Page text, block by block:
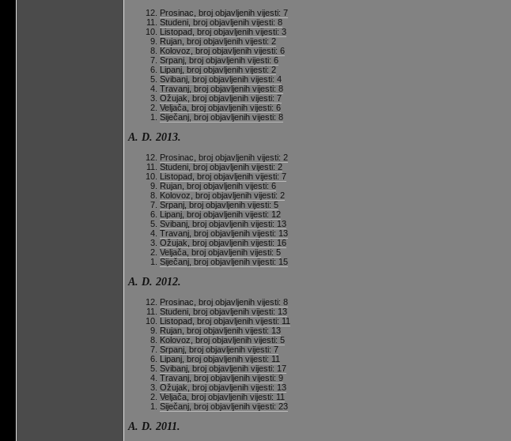
Prosinac, broj objavljenih vijesti: 7
Studeni, broj objavljenih vijesti: 8
Listopad, broj objavljenih vijesti: 3
Rujan, broj objavljenih vijesti: 2
Kolovoz, broj objavljenih vijesti: 6
Srpanj, broj objavljenih vijesti: 6
Lipanj, broj objavljenih vijesti: 2
Svibanj, broj objavljenih vijesti: 4
Travanj, broj objavljenih vijesti: 8
Ožujak, broj objavljenih vijesti: 7
Veljača, broj objavljenih vijesti: 6
Siječanj, broj objavljenih vijesti: 8
A. D. 2013.
Prosinac, broj objavljenih vijesti: 2
Studeni, broj objavljenih vijesti: 2
Listopad, broj objavljenih vijesti: 7
Rujan, broj objavljenih vijesti: 6
Kolovoz, broj objavljenih vijesti: 2
Srpanj, broj objavljenih vijesti: 5
Lipanj, broj objavljenih vijesti: 12
Svibanj, broj objavljenih vijesti: 13
Travanj, broj objavljenih vijesti: 13
Ožujak, broj objavljenih vijesti: 16
Veljača, broj objavljenih vijesti: 5
Siječanj, broj objavljenih vijesti: 15
A. D. 2012.
Prosinac, broj objavljenih vijesti: 8
Studeni, broj objavljenih vijesti: 13
Listopad, broj objavljenih vijesti: 11
Rujan, broj objavljenih vijesti: 13
Kolovoz, broj objavljenih vijesti: 5
Srpanj, broj objavljenih vijesti: 7
Lipanj, broj objavljenih vijesti: 11
Svibanj, broj objavljenih vijesti: 17
Travanj, broj objavljenih vijesti: 9
Ožujak, broj objavljenih vijesti: 13
Veljača, broj objavljenih vijesti: 11
Siječanj, broj objavljenih vijesti: 23
A. D. 2011.